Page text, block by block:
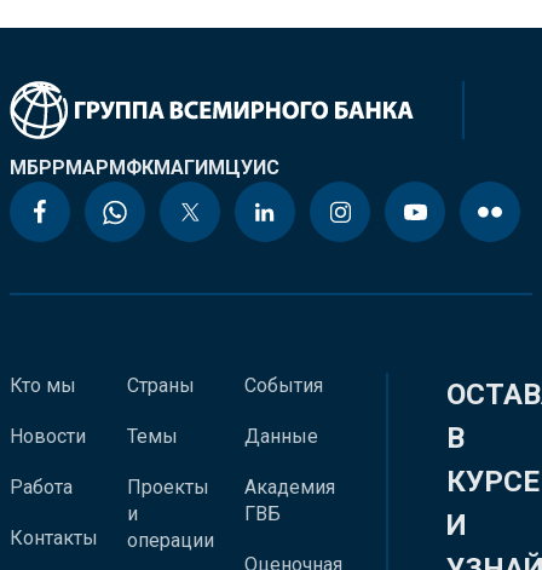
МБРРМАРМФКМАГИМЦУИС
Кто мы
Новости
Работа
Контакты
Страны
Темы
Проекты
и
операции
События
Данные
Академия
ГВБ
Оценочная
В
КУРСЕ
И